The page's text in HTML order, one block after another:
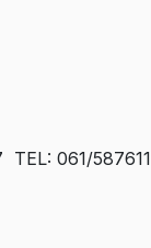
061/587611